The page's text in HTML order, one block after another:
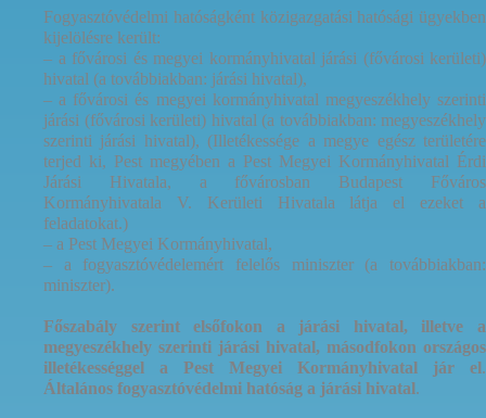
Fogyasztóvédelmi hatóságként közigazgatási hatósági ügyekben
kijelölésre került:
– a fővárosi és megyei kormányhivatal járási (fővárosi kerületi)
hivatal (a továbbiakban: járási hivatal),
– a fővárosi és megyei kormányhivatal megyeszékhely szerinti
járási (fővárosi kerületi) hivatal (a továbbiakban: megyeszékhely
szerinti járási hivatal), (Illetékessége a megye egész területére
terjed ki, Pest megyében a Pest Megyei Kormányhivatal Érdi
Járási Hivatala, a fővárosban Budapest Főváros
Kormányhivatala V. Kerületi Hivatala látja el ezeket a
feladatokat.)
– a Pest Megyei Kormányhivatal,
– a fogyasztóvédelemért felelős miniszter (a továbbiakban:
miniszter).
Főszabály szerint elsőfokon a járási hivatal, illetve a
megyeszékhely szerinti járási hivatal, másodfokon országos
illetékességgel a Pest Megyei Kormányhivatal jár el.
Általános fogyasztóvédelmi hatóság a járási hivatal.